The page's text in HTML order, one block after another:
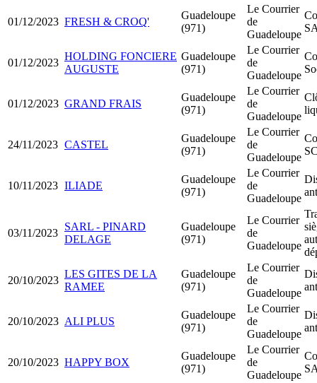
01/12/2023 FRESH & CROQ'
Guadeloupe
(971)
Le Courrier
de
Guadeloupe
01/12/2023
HOLDING FONCIERE
AUGUSTE
Guadeloupe
(971)
Le Courrier
de
Guadeloupe
01/12/2023 GRAND FRAIS
Guadeloupe
(971)
Le Courrier
de
Guadeloupe
24/11/2023 CASTEL
Guadeloupe
(971)
Le Courrier
de
Guadeloupe
10/11/2023 ILIADE
Guadeloupe
(971)
Le Courrier
de
Guadeloupe
03/11/2023
SARL - PINARD
DELAGE
Guadeloupe
(971)
Le Courrier
de
Guadeloupe
20/10/2023
LES GITES DE LA
RAMEE
Guadeloupe
(971)
Le Courrier
de
Guadeloupe
20/10/2023 ALI PLUS
Guadeloupe
(971)
Le Courrier
de
Guadeloupe
20/10/2023 HAPPY BOX
Guadeloupe
(971)
Le Courrier
de
Guadeloupe